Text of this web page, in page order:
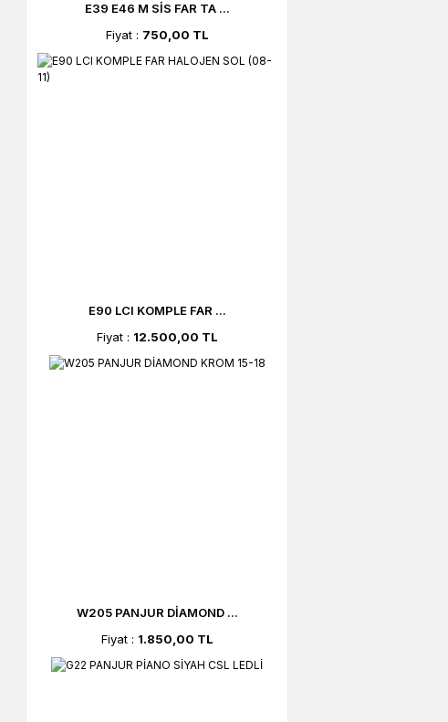
E39 E46 M SİS FAR TA ...
Fiyat : 750,00 TL
E90 LCI KOMPLE FAR ...
Fiyat : 12.500,00 TL
W205 PANJUR DİAMOND ...
Fiyat : 1.850,00 TL